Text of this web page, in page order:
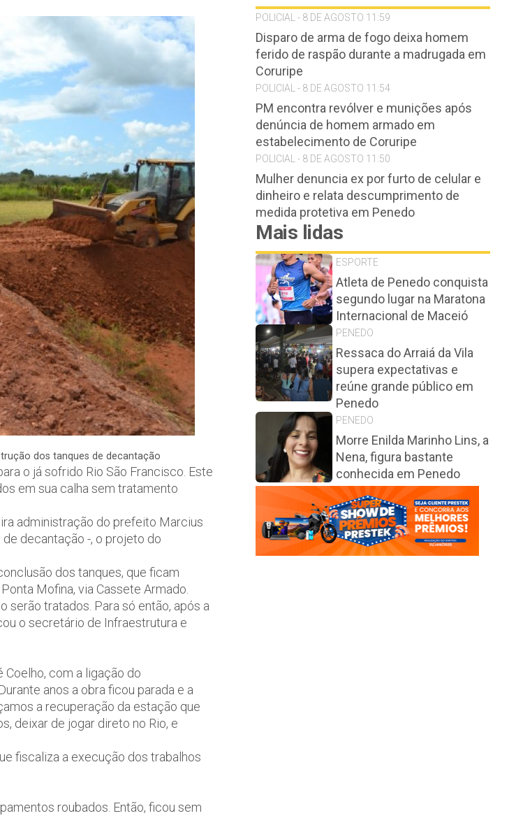
dos tanques de decantação
o já sofrido Rio São Francisco. Este
em sua calha sem tratamento
administração do prefeito Marcius
decantação -, o projeto do
dos tanques, que ficam
Mofina, via Cassete Armado.
serão tratados. Para só então, após a
o secretário de Infraestrutura e
com a ligação do
anos a obra ficou parada e a
a recuperação da estação que
deixar de jogar direto no Rio, e
fiscaliza a execução dos trabalhos
roubados. Então, ficou sem
POLICIAL - 8 DE AGOSTO 11:59
Disparo de arma de fogo deixa homem
ferido de raspão durante a madrugada em
Coruripe
POLICIAL - 8 DE AGOSTO 11:54
PM encontra revólver e munições após
denúncia de homem armado em
estabelecimento de Coruripe
POLICIAL - 8 DE AGOSTO 11:50
Mulher denuncia ex por furto de celular e
dinheiro e relata descumprimento de
medida protetiva em Penedo
Mais lidas
ESPORTE
Atleta de Penedo conquista
segundo lugar na Maratona
Internacional de Maceió
PENEDO
Ressaca do Arraiá da Vila
supera expectativas e
reúne grande público em
Penedo
PENEDO
Morre Enilda Marinho Lins, a
Nena, figura bastante
conhecida em Penedo